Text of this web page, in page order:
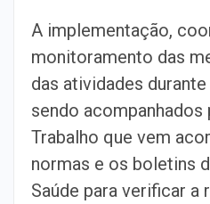
A implementação,
monitoramento das
das atividades
sendo acompanhados
Trabalho que vem
normas e os boletins
Saúde para verificar a